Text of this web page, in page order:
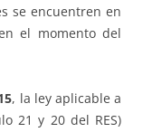
se encuentren en
el momento del
, la ley aplicable a
21 y 20 del RES)